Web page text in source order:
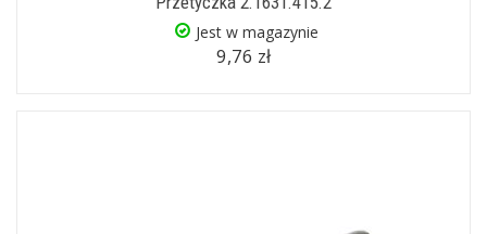
Jest w magazynie
9,76 zł